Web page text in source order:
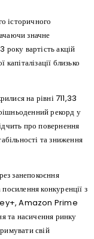
історичного
значне
року вартість акцій
близько
на рівні 711,33
рекорд у
про повернення
та зниження
занепокоєння
конкуренції з
Amazon Prime
та насичення ринку
свій